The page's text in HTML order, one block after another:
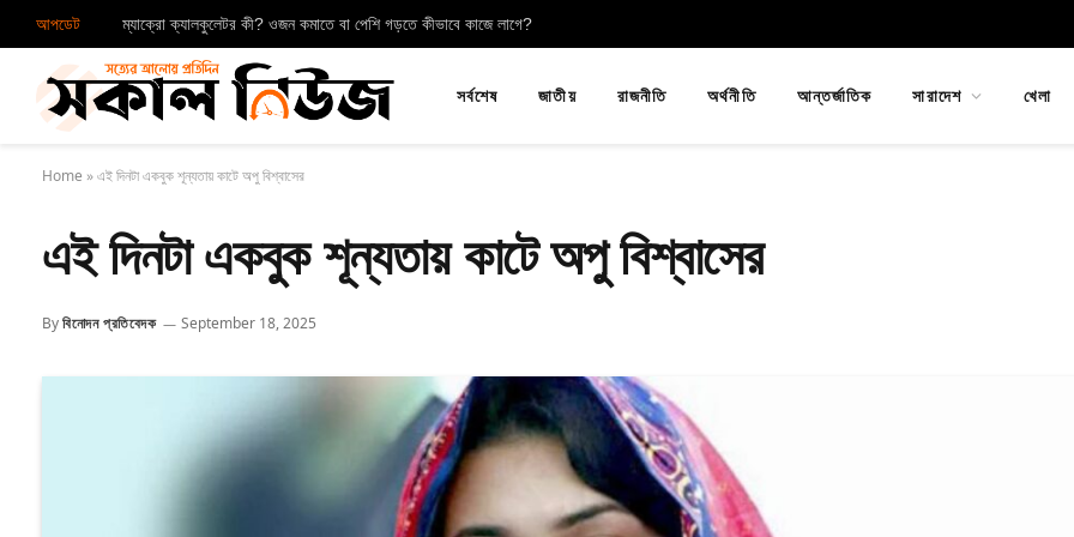
আপডেট ম্যাক্রো ক্যালকুলেটর কী? ওজন কমাতে বা পেশি গড়তে কীভাবে কাজে লাগে?
সর্বশেষ জাতীয় রাজনীতি অর্থনীতি আন্তর্জাতিক সারাদেশ খেলা
Home »এই দিনটা একবুক শূন্যতায় কাটে অপু বিশ্বাসের
এই দিনটা একবুক শূন্যতায় কাটে অপু বিশ্বাসের
Byবিনোদন প্রতিবেদক September 18, 2025